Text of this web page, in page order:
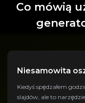
Co mówią
Niesamowita
Kiedyś spędzałem
slajdów, ale to